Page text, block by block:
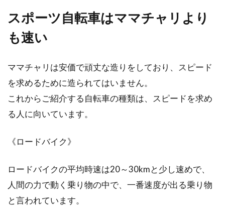
を果たしてい...
ゆっくりと
こんにちは、じてんしゃライターふくだです。
クロスバイクを初めて買ったけれど、ブレーキ
自転車の平均時速はどれくらい？ゆ
っくり漕いでも痩せるの？
スポーツ自転車はママチャリより
も速い
ママチャリは安価で頑丈な造りをしており、スピード
を求めるために造られてはいません。
これからご紹介する自転車の種類は、スピードを求め
る人に向いています。
《ロードバイク》
ロードバイクの平均時速は20～30kmと少し速めで、
人間の力で動く乗り物の中で、一番速度が出る乗り物
と言われています。